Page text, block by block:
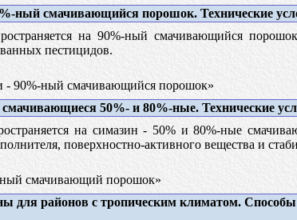
ный смачивающийся порошок. Технические
на 90%-ный смачивающийся
пестицидов.
- 90%-ный смачивающийся порошок»
50%- и 80%-ные. Технические
на симазин - 50% и 80%-ные
поверхностно-активного вещества и
смачивающий порошок»
для районов с тропическим климатом.